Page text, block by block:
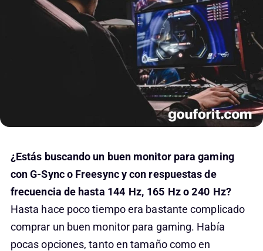
¿Estás buscando un buen monitor para gaming
con G-Sync o Freesync y con respuestas de
frecuencia de hasta 144 Hz, 165 Hz o 240 Hz?
Hasta hace poco tiempo era bastante complicado
comprar un buen monitor para gaming. Había
pocas opciones, tanto en tamaño como en